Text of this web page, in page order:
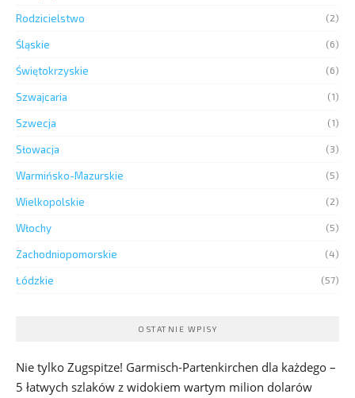
Rodzicielstwo (2)
Śląskie (6)
Świętokrzyskie (6)
Szwajcaria (1)
Szwecja (1)
Słowacja (3)
Warmińsko-Mazurskie (5)
Wielkopolskie (2)
Włochy (5)
Zachodniopomorskie (4)
Łódzkie (57)
OSTATNIE WPISY
Nie tylko Zugspitze! Garmisch-Partenkirchen dla każdego –
5 łatwych szlaków z widokiem wartym milion dolarów